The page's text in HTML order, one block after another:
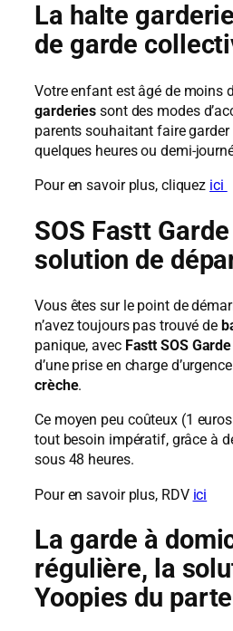
La halte
de garde
Votre enfant est âgé de moins
garderies sont des modes
parents souhaitant faire garder
quelques heures ou demi-
Pour en savoir plus, cliquez ici
SOS Fastt
solution de
Vous êtes sur le point de
n’avez toujours pas trouvé de
panique, avec Fastt SOS
d’une prise en charge
crèche.
Ce moyen peu coûteux (1
tout besoin impératif, grâce à
sous 48 heures.
Pour en savoir plus, RDV ici
La garde à
régulière, la
Yoopies du